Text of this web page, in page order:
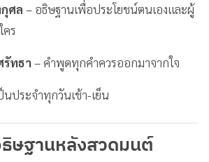
ศล – อธิษฐานเพื่อประโยชน์ตนเองและผู้
คร
รัทธา– คำพูดทุกคำควรออกมาจากใจ
นประจำทุกวันเช้า-เย็น
ษฐานหลังสวดมนต์